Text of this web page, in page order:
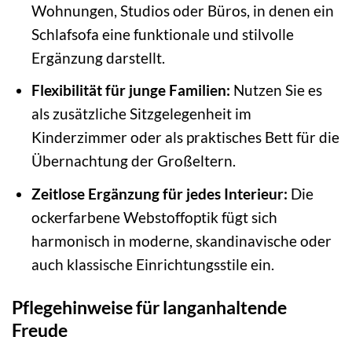
Wohnungen, Studios oder Büros, in denen ein
Schlafsofa eine funktionale und stilvolle
Ergänzung darstellt.
Flexibilität für junge Familien: Nutzen Sie es
als zusätzliche Sitzgelegenheit im
Kinderzimmer oder als praktisches Bett für die
Übernachtung der Großeltern.
Zeitlose Ergänzung für jedes Interieur: Die
ockerfarbene Webstoffoptik fügt sich
harmonisch in moderne, skandinavische oder
auch klassische Einrichtungsstile ein.
Pflegehinweise für langanhaltende
Freude